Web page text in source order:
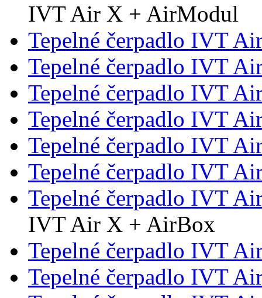
IVT Air X + AirModul
Tepelné čerpadlo IVT
Tepelné čerpadlo IVT
Tepelné čerpadlo IVT
Tepelné čerpadlo IVT
Tepelné čerpadlo IVT
Tepelné čerpadlo IVT
Tepelné čerpadlo IVT
IVT Air X + AirBox
Tepelné čerpadlo IVT
Tepelné čerpadlo IVT